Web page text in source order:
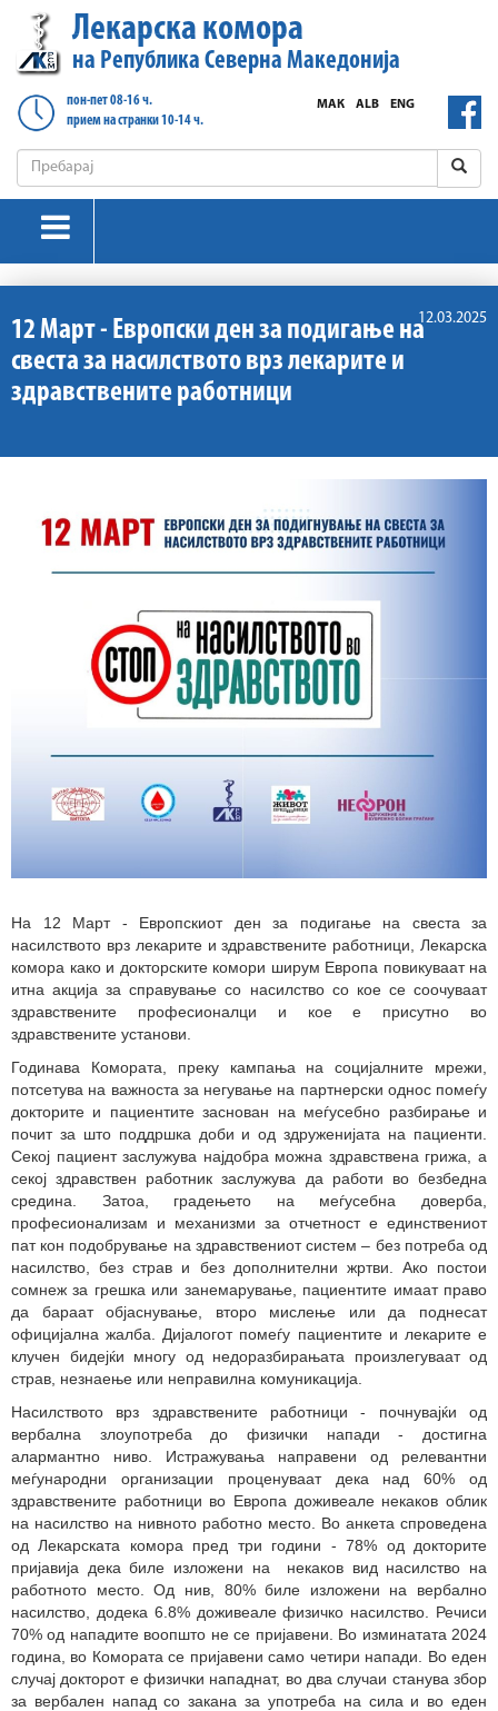
Лекарска комора
на Република Северна Македонија
пон-пет 08-16 ч.
прием на странки 10-14 ч.
ENG
ALB
МАК
12.03.2025
12 Март - Европски ден за подигање на
свеста за насилството врз лекарите и
здравствените работници
На 12 Март - Европскиот ден за подигање на свеста за
насилството врз лекарите и здравствените работници, Лекарска
комора како и докторските комори ширум Европа повикуваат на
итна акција за справување со насилство со кое се соочуваат
здравствените професионалци и кое е присутно во
здравствените установи.
Годинава Комората, преку кампања на социјалните мрежи,
потсетува на важноста за негување на партнерски однос помеѓу
докторите и пациентите заснован на меѓусебно разбирање и
почит за што поддршка доби и од здруженијата на пациенти.
Секој пациент заслужува најдобра можна здравствена грижа, а
секој здравствен работник заслужува да работи во безбедна
средина. Затоа, градењето на меѓусебна доверба,
професионализам и механизми за отчетност е единствениот
пат кон подобрување на здравствениот систем – без потреба од
насилство, без страв и без дополнителни жртви. Ако постои
сомнеж за грешка или занемарување, пациентите имаат право
да бараат објаснување, второ мислење или да поднесат
официјална жалба. Дијалогот помеѓу пациентите и лекарите е
клучен бидејќи многу од недоразбирањата произлегуваат од
страв, незнаење или неправилна комуникација.
Насилството врз здравствените работници - почнувајќи од
вербална злоупотреба до физички напади - достигна
алармантно ниво. Истражувања направени од релевантни
меѓународни организации проценуваат дека над 60% од
здравствените работници во Европа доживеале некаков облик
на насилство на нивното работно место. Во анкета спроведена
од Лекарската комора пред три години - 78% од докторите
пријавија дека биле изложени на некаков вид насилство на
работното место. Од нив, 80% биле изложени на вербално
насилство, додека 6.8% доживеале физичко насилство. Речиси
70% од нападите воопшто не се пријавени. Во изминатата 2024
година, во Комората се пријавени само четири напади. Во еден
случај докторот е физички нападнат, во два случаи станува збор
за вербален напад со закана за употреба на сила и во еден